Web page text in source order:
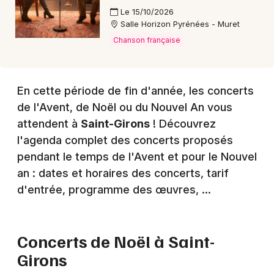
Je m'abonne
Le 15/10/2026
Salle Horizon Pyrénées - Muret
Chanson française
En cette période de fin d'année, les concerts
de l'Avent, de Noël ou du Nouvel An vous
attendent à Saint-Girons ! Découvrez
l'agenda complet des concerts proposés
pendant le temps de l'Avent et pour le Nouvel
an : dates et horaires des concerts, tarif
d'entrée, programme des œuvres, ...
Concerts de Noël à Saint-
Girons